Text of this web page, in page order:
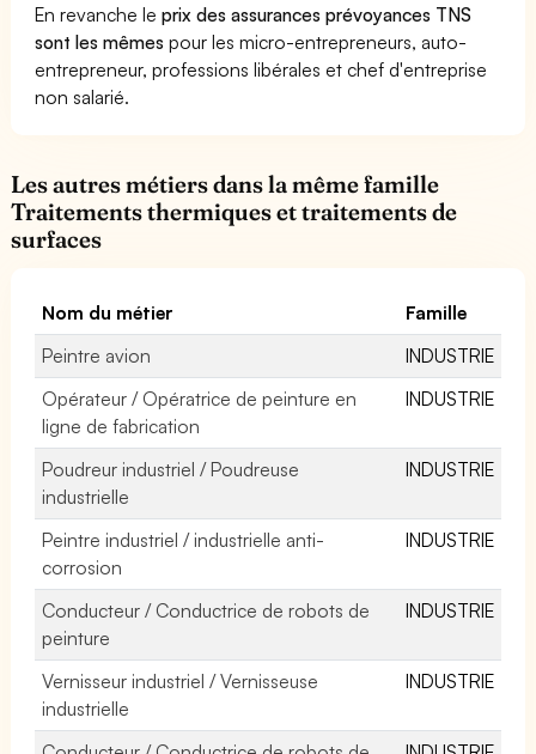
En revanche leprix des assurances prévoyances TNS
sont les mêmes pour les micro-entrepreneurs, auto-
entrepreneur, professions libérales et chef d'entreprise
non salarié.
Les autres métiers dans la même famille
Traitements thermiques et traitements de
surfaces
Nom du métier
Famille
Peintre avion
INDUSTRIE
Opérateur / Opératrice de peinture en
ligne de fabrication
INDUSTRIE
Poudreur industriel / Poudreuse
industrielle
INDUSTRIE
Peintre industriel / industrielle anti-
corrosion
INDUSTRIE
Conducteur / Conductrice de robots de
peinture
INDUSTRIE
Vernisseur industriel / Vernisseuse
industrielle
INDUSTRIE